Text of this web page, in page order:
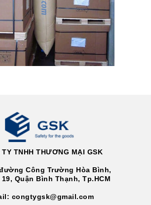
TY TNHH THƯƠNG MẠI GSK
Công Trường Hòa Bình,
Quận Bình Thạnh, Tp.HCM
congtygsk@gmail.com